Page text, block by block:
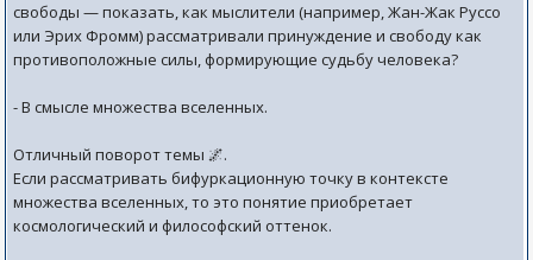
свободы — показать, как мыслители (например, Жан-Жак Руссо
или Эрих Фромм) рассматривали принуждение и свободу как
противоположные силы, формирующие судьбу человека?
- В смысле множества вселенных.
Отличный поворот темы 🌌.
Если рассматривать бифуркационную точку в контексте
множества вселенных, то это понятие приобретает
космологический и философский оттенок.